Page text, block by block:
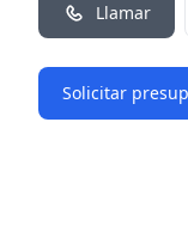
Llamar
Solicitar